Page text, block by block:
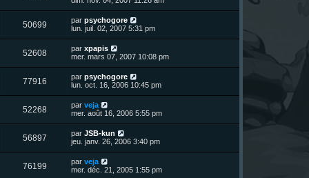
g
e
s
s
a
g
e
s
e
r
m
e
s
s
a
g
e
u
s
i
e
r
m
e
s
s
a
g
e
50699V
u
s
D
e
i
e
r
m
e
s
s
a
g
e
par psychogore
lun. juil. 02, 2007 5:31 pm
52608V
u
s
D
e
i
e
r
m
e
s
s
a
g
e
par xpapis
mer. mars 07, 2007 10:08 pm
77916V
u
s
D
e
i
e
r
m
e
s
s
a
g
par psychogore
lun. oct. 16, 2006 10:45 pm
52268V
u
s
D
e
i
e
r
m
e
par veja
mer. août 16, 2006 5:55 pm
56897V
u
D
e
i
e
par JSB-kun
jeu. janv. 26, 2006 3:40 pm
76199V
D
e
par veja
mer. déc. 21, 2005 1:55 pm